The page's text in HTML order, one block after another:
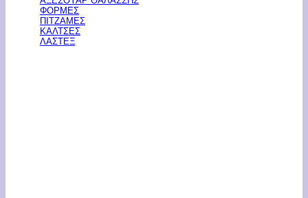
ΦΟΡΜΕΣ
ΠΙΤΖΑΜΕΣ
ΚΑΛΤΣΕΣ
ΛΑΣΤΕΞ